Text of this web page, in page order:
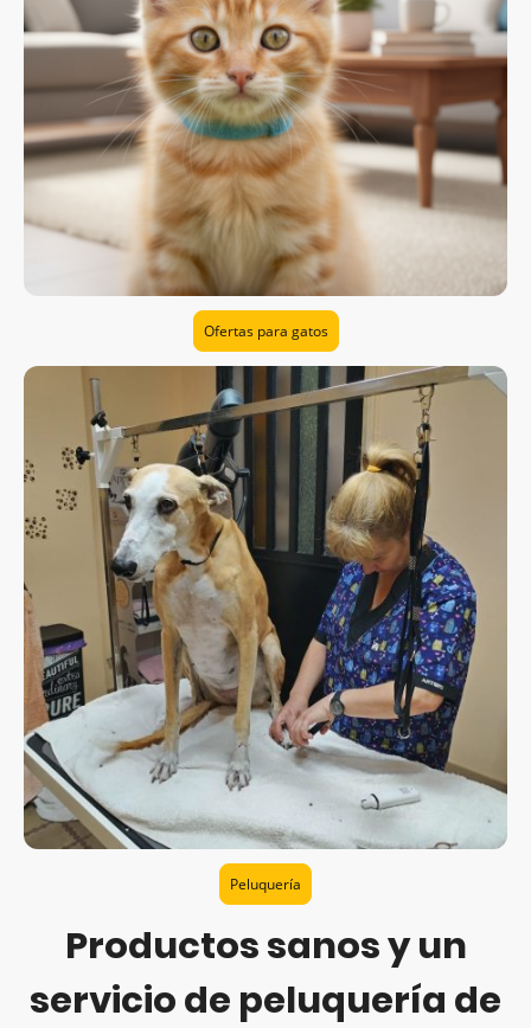
Ofertas para gatos
Peluquería
Productos sanos y un
servicio de peluquería de